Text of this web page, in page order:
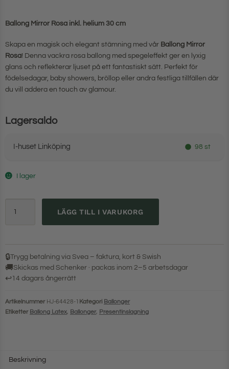
Ballong Mirror Rosa inkl. helium 30 cm
Skapa en magisk och elegant stämning med vår Ballong Mirror
Rosa! Denna vackra rosa ballong med spegeleffekt ger en lyxig
glans och reflekterar ljuset på ett fantastiskt sätt. Perfekt för
födelsedagar, baby showers, bröllop eller andra festliga tillfällen där
du vill addera en touch av glamour.
Lagersaldo
I-huset Linköping 98 st
I lager
LÄGG TILL I VARUKORG
🔒Trygg betalning via Svea – faktura, kort & Swish
🚚Skickas med Schenker · packas inom 2–5 arbetsdagar
↩14 dagars ångerrätt
Artikelnummer HJ-64428-1 Kategori Ballonger
Etiketter Ballong Latex, Ballonger, Presentinslagning
Beskrivning